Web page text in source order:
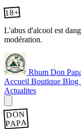
18+
L'abus d'alcool est
modération.
Rhum Don
Accueil Boutique Blog
Actualites
DON
PAPA